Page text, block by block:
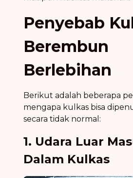
Penyebab
Berembun
Berlebihan
Berikut adalah beberapa
mengapa kulkas bisa
secara tidak normal:
1. Udara Luar
Dalam Kulkas